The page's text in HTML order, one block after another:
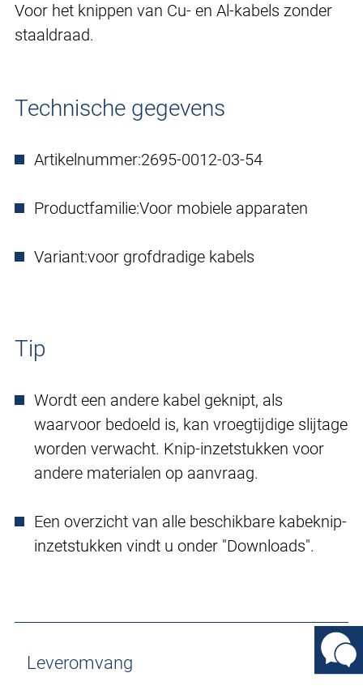
Voor het knippen van Cu- en Al-kabels zonder
staaldraad.
Technische gegevens
Artikelnummer:2695-0012-03-54
Productfamilie:Voor mobiele apparaten
Variant:voor grofdradige kabels
Tip
Wordt een andere kabel geknipt, als
waarvoor bedoeld is, kan vroegtijdige slijtage
worden verwacht. Knip-inzetstukken voor
andere materialen op aanvraag.
Een overzicht van alle beschikbare kabeknip-
inzetstukken vindt u onder "Downloads".
Leveromvang